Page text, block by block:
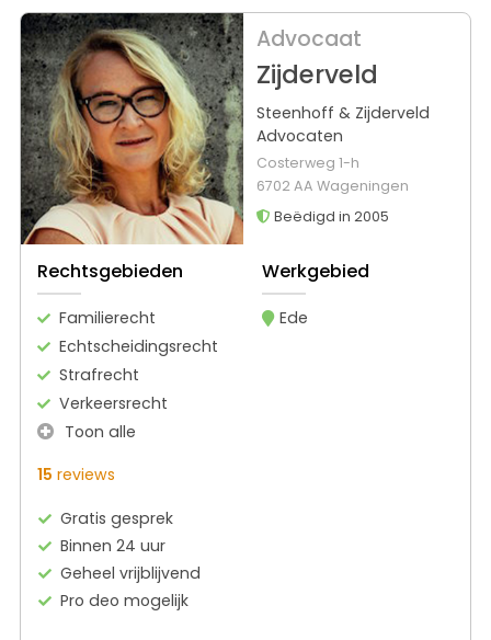
Advocaat
Zijderveld
Steenhoff & Zijderveld
Advocaten
Costerweg 1-h
6702 AA Wageningen
Beëdigd in 2005
Rechtsgebieden
Familierecht
Echtscheidingsrecht
Strafrecht
Verkeersrecht
Toon alle
Werkgebied
Ede
15 reviews
Gratis gesprek
Binnen 24 uur
Geheel vrijblijvend
Pro deo mogelijk